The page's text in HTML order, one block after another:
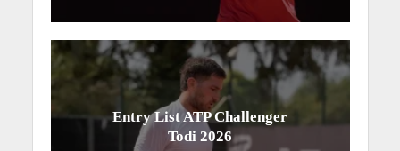
Entry List ATP Challenger
Todi 2026